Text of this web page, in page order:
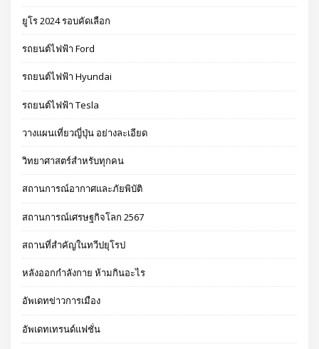
ยูโร 2024 รอบคัดเลือก
รถยนต์ไฟฟ้า Ford
รถยนต์ไฟฟ้า Hyundai
รถยนต์ไฟฟ้า Tesla
วางแผนเที่ยวญี่ปุ่น อย่างละเอียด
วิทยาศาสตร์สำหรับทุกคน
สถานการณ์อากาศและภัยพิบัติ
สถานการณ์เศรษฐกิจโลก 2567
สถานที่สำคัญในทวีปยุโรป
หลังออกกําลังกาย ห้ามกินอะไร
อัพเดทข่าวการเมือง
อัพเดทเทรนด์แฟชั่น